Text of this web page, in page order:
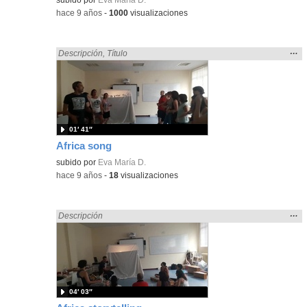
-hace 9 años -1000 visualizaciones
Africa song
Encontrado «song» en:
Descripción Título
la
…
subido por Eva María D.
01′ 41″
-hace 9 años -18 visualizaciones
Encontrado «song» en:
Descripción
la
…
04′ 03″